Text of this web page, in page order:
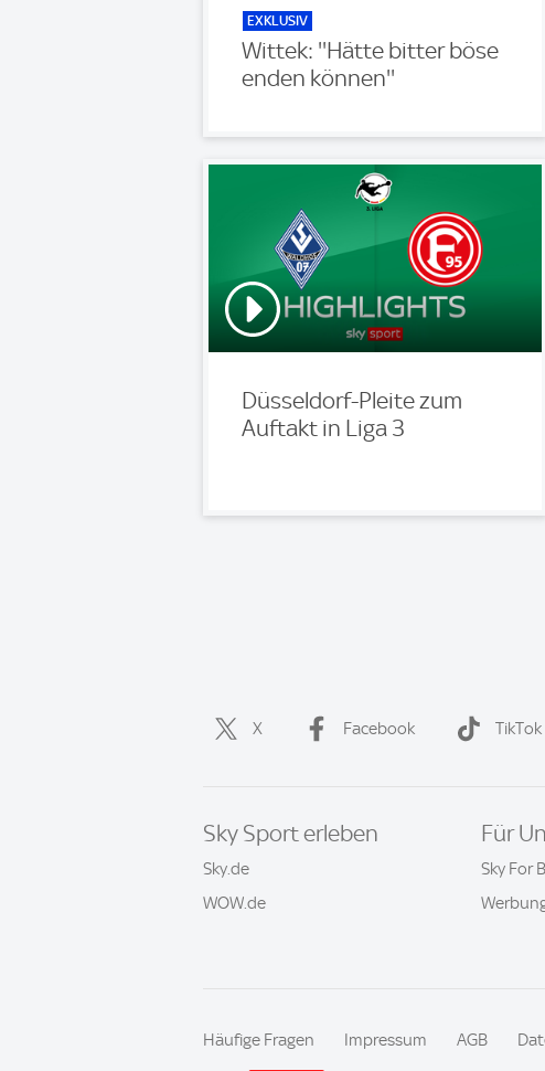
EXKLUSIV
Wittek: ''Hätte bitter böse
enden können''
Düsseldorf-Pleite zum
Auftakt in Liga 3
X Facebook TikTok
Sky Sport erleben
Sky.de
WOW.de
Für
Sky For
Häufige Fragen Impressum AGB